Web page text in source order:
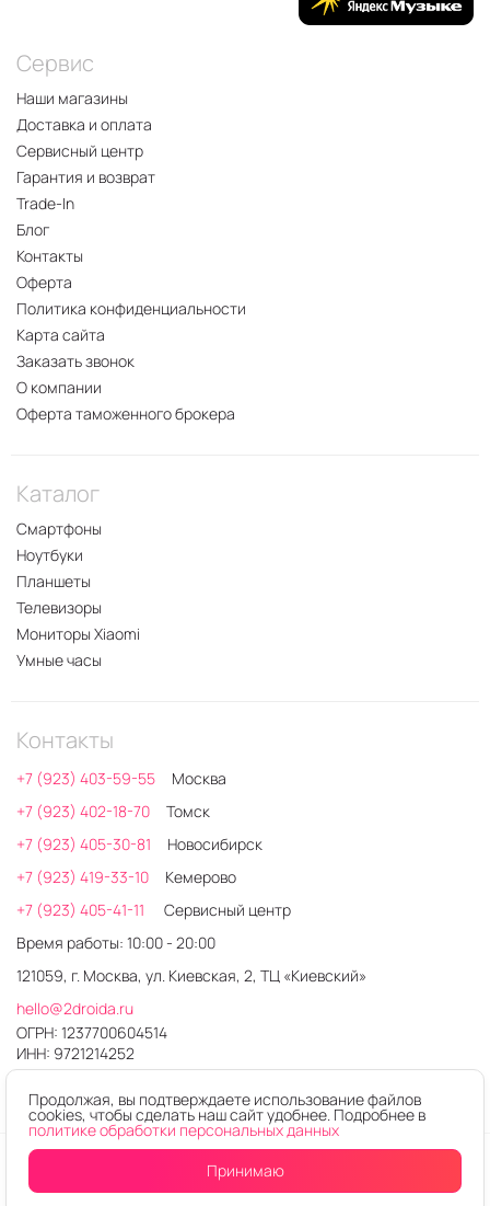
Сервис
Наши магазины
Доставка и оплата
Сервисный центр
Гарантия и возврат
Trade-In
Блог
Контакты
Оферта
Политика конфиденциальности
Карта сайта
Заказать звонок
О компании
Оферта таможенного брокера
Каталог
Смартфоны
Ноутбуки
Планшеты
Телевизоры
Мониторы Xiaomi
Умные часы
Контакты
+7 (923) 403-59-55
Москва
+7 (923) 402-18-70
Томск
+7 (923) 405-30-81
Новосибирск
+7 (923) 419-33-10
Кемерово
+7 (923) 405-41-11
Сервисный центр
Время работы: 10:00 - 20:00
121059, г. Москва, ул. Киевская, 2, ТЦ «Киевский»
hello@2droida.ru
ОГРН: 1237700604514
ИНН: 9721214252
© 2026. Любое использование контента без письменного
Интернет-магазин электроники 2DROIDA
Продолжая, вы подтверждаете использование файлов
cookies, чтобы сделать наш сайт удобнее. Подробнее в
политике обработки персональных данных
Принимаю